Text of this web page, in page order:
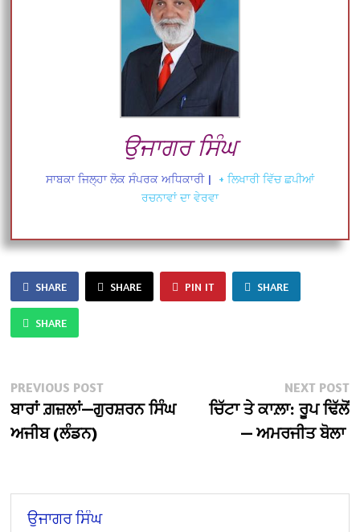
ਉਜਾਗਰ ਸਿੰਘ
ਸਾਬਕਾ ਜਿਲ੍ਹਾ ਲੋਕ ਸੰਪਰਕ ਅਧਿਕਾਰੀ |
+ ਲਿਖਾਰੀ ਵਿੱਚ ਛਪੀਆਂ
ਰਚਨਾਵਾਂ ਦਾ ਵੇਰਵਾ
SHARE SHARE PIN IT SHARE
SHARE
Post
navigation
PREVIOUS POSTPrevious
post:
ਬਾਰਾਂ ਗ਼ਜ਼ਲਾਂ—ਗੁਰਸ਼ਰਨ ਸਿੰਘ
ਅਜੀਬ (ਲੰਡਨ)
NEXT POST
ਚਿੱਟਾ ਤੇ ਕਾਲ਼ਾ: ਰੂਪ ਢਿੱਲੋਂ
— ਅਮਰਜੀਤ ਬੋਲਾ
ਉਜਾਗਰ ਸਿੰਘ